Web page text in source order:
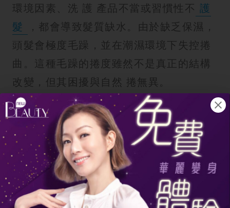
環境因素、洗 護 產品不當或習慣性不 護
髮
，都會導致髮質缺水。由於缺乏保濕，
頭髮會極度毛躁，並在潮濕環境下失控捲
曲。這種毛躁的捲度雖然不是真正的結構
改變，但其困擾與自然 捲無異。